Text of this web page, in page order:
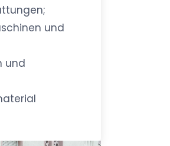
und
und